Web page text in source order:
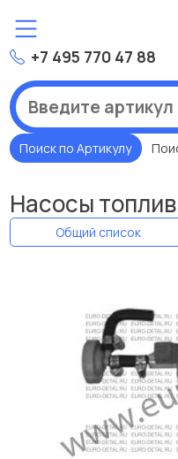
+7 495 770 47 88
Поиск по Артикулу
Насосы
Общий список